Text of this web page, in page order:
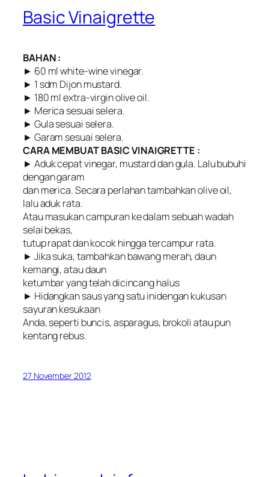
Basic Vinaigrette
BAHAN :
► 60 ml white-wine vinegar.
► 1 sdm Dijon mustard.
► 180 ml extra-virgin olive oil.
► Merica sesuai selera.
► Gula sesuai selera.
► Garam sesuai selera.
CARA MEMBUAT BASIC VINAIGRETTE :
► Aduk cepat vinegar, mustard dan gula. Lalu bubuhi
dengan garam
dan merica. Secara perlahan tambahkan olive oil,
lalu aduk rata.
Atau masukan campuran ke dalam sebuah wadah
selai bekas,
tutup rapat dan kocok hingga tercampur rata.
► Jika suka, tambahkan bawang merah, daun
kemangi, atau daun
ketumbar yang telah dicincang halus
► Hidangkan saus yang satu inidengan kukusan
sayuran kesukaan
Anda, seperti buncis, asparagus, brokoli atau pun
kentang rebus.
27 November 2012